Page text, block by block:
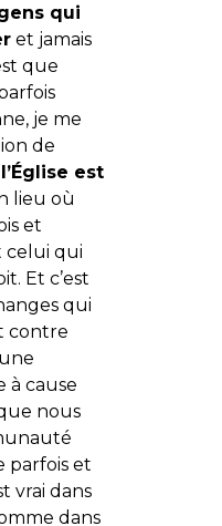
qui
et jamais
que
je me
de
l’Église est
lieu où
et
celui qui
Et c’est
qui
contre
à cause
nous
parfois et
vrai dans
dans